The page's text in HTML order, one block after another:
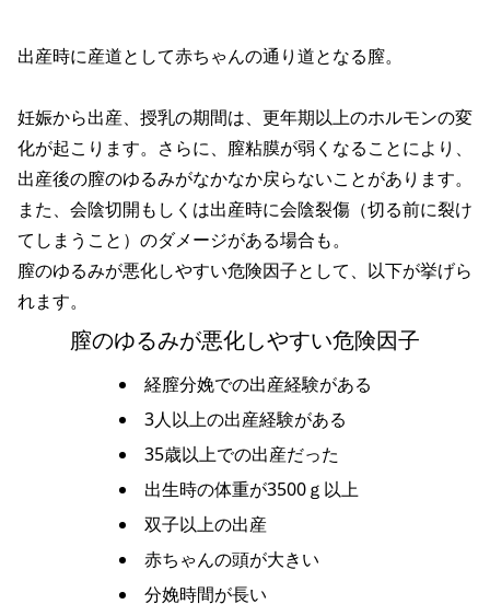
出産時に産道として赤ちゃんの通り道となる膣。
妊娠から出産、授乳の期間は、更年期以上のホルモンの変
化が起こります。さらに、膣粘膜が弱くなることにより、
出産後の膣のゆるみがなかなか戻らないことがあります。
また、会陰切開もしくは出産時に会陰裂傷（切る前に裂け
てしまうこと）のダメージがある場合も。
膣のゆるみが悪化しやすい危険因子として、以下が挙げら
れます。
膣のゆるみが悪化しやすい危険因子
経膣分娩での出産経験がある
3人以上の出産経験がある
35歳以上での出産だった
出生時の体重が3500ｇ以上
双子以上の出産
赤ちゃんの頭が大きい
分娩時間が長い